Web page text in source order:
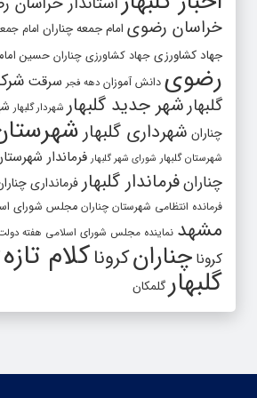
خراسان رضوی امام جمعه چناران امام
جهاد کشاورزی جهاد کشاورزی چناران حسین
رضوی دانش آموزان دهه فجر سرقت
گلبهارشهر جدید گلبهار شهردار گلبهار
چناران شهرداری گلبهار
شهرستان گلبهار شورای شهر گلبهار فرماندار
چنارانفرماندار گلبهارفرمانداری
فرمانده انتظامی شهرستان چناران مجلس شورای
مشهد نماینده مجلس شورای اسلامی هفته
کرونا چنارانکروناکلام تازه
گلبهارگلمکان